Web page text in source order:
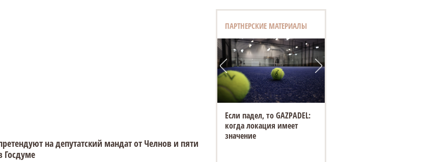
на депутатский мандат от Челнов и пяти
Госдуме
ПАРТНЕРСКИЕ МАТЕРИАЛЫ
Если падел, то GAZPADEL:
когда локация имеет
значение